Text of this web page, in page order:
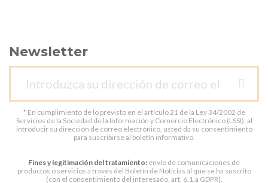
Newsletter
* En cumplimiento de lo previsto en el artículo 21 de la Ley 34/2002 de
Servicios de la Sociedad de la Información y Comercio Electrónico (LSSI), al
introducir su dirección de correo electrónico, usted da su consentimiento
para suscribirse al boletín informativo.
Fines y legitimación del tratamiento: envío de comunicaciones de
productos o servicios a través del Boletín de Noticias al que se ha suscrito
(con el consentimiento del interesado, art. 6.1.a GDPR).